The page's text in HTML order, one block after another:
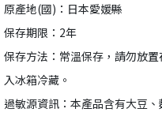
原產地(國)：日本愛媛縣
保存期限：2年
保存方法：常溫保存，請勿放
入冰箱冷藏。
過敏源資訊：本產品含有大豆